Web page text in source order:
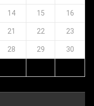
14 15 16
21 22 23
28 29 30